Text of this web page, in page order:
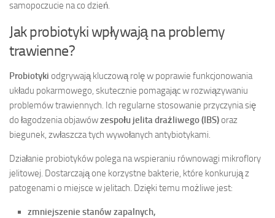
samopoczucie na co dzień.
Jak probiotyki wpływają na problemy
trawienne?
Probiotyki odgrywają kluczową rolę w poprawie funkcjonowania
układu pokarmowego, skutecznie pomagając w rozwiązywaniu
problemów trawiennych. Ich regularne stosowanie przyczynia się
do łagodzenia objawówzespołu jelita drażliwego (IBS)oraz
biegunek, zwłaszcza tych wywołanych antybiotykami.
Działanie probiotyków polega na wspieraniu równowagi mikroflory
jelitowej. Dostarczają one korzystne bakterie, które konkurują z
patogenami o miejsce w jelitach. Dzięki temu możliwe jest:
zmniejszenie stanów zapalnych,